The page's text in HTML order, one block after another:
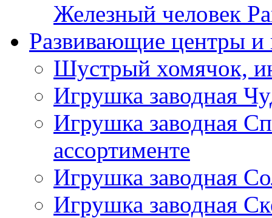
Железный человек
Развивающие центры и
Шустрый хомячок,
Игрушка заводная
Игрушка заводная
ассортименте
Игрушка заводная
Игрушка заводная